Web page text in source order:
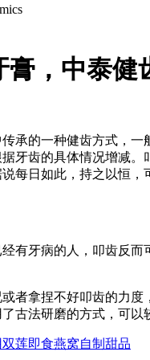
膏，中泰健
承的一种健齿方式，
牙齿的具体情况增减
每日如此，持之以恒
有牙病的人，叩齿反
者拿捏不好叩齿的力
古法研磨的方式，可
莲即食燕窝自制甜品